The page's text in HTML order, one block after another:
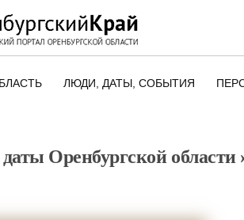
ЛЮДИ, ДАТЫ, CОБЫТИЯ
ПАМЯТНЫЕ ДАТЫ
Оренбургской области